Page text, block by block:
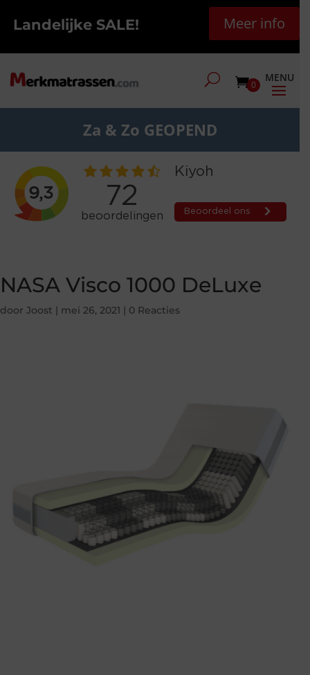
Landelijke SALE! Meer info
0
Za & Zo GEOPEND
NASA Visco 1000 DeLuxe
door Joost | mei 26, 2021 | 0 Reacties